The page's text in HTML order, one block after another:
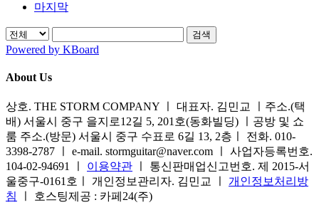
마지막
검색
Powered by KBoard
About Us
상호. THE STORM COMPANY ㅣ 대표자. 김민교 ㅣ주소.(택
배) 서울시 중구 을지로12길 5, 201호(동화빌딩) ㅣ공방 및 쇼
룸 주소.(방문) 서울시 중구 수표로 6길 13, 2층ㅣ 전화. 010-
3398-2787 ㅣ e-mail. stormguitar@naver.com ㅣ 사업자등록번호.
104-02-94691 ㅣ 이용약관 ㅣ 통신판매업신고번호. 제 2015-서
울중구-0161호ㅣ 개인정보관리자. 김민교 ㅣ 개인정보처리방
침
ㅣ 호스팅제공 : 카페24(주)